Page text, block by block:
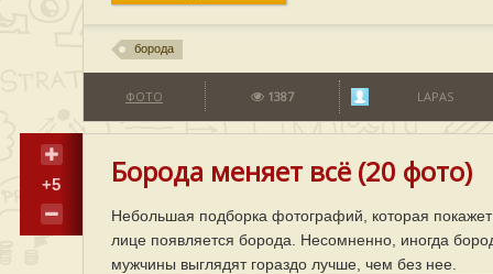
борода
ФОТО 1387 LAPAS
+5 Борода меняет всё (20 фото)
Небольшая подборка фотографий, которая
лице появляется борода. Несомненно, иногда
мужчины выглядят гораздо лучше, чем без нее.